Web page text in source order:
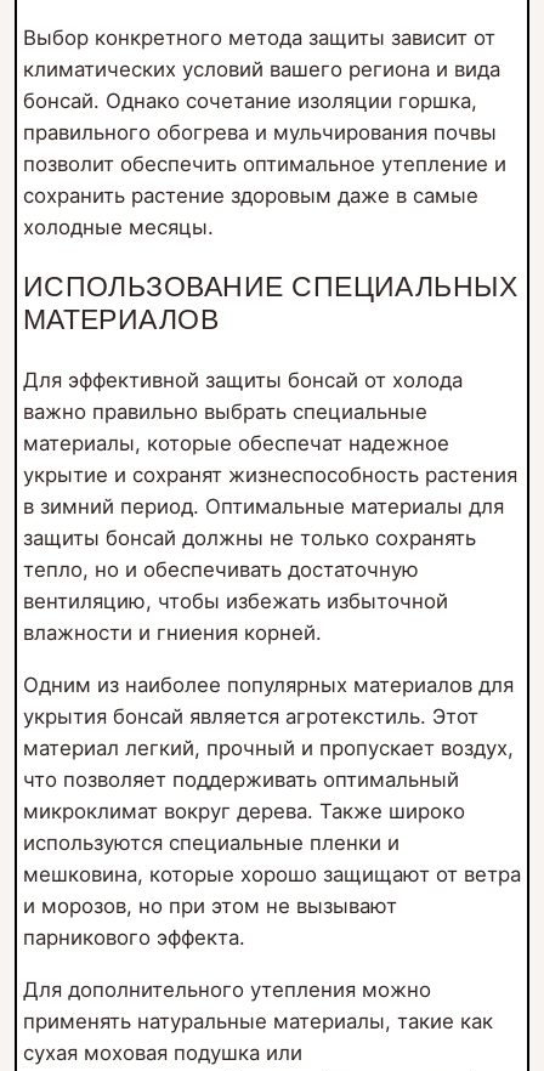
Выбор конкретного метода защиты зависит от
климатических условий вашего региона и вида
бонсай. Однако сочетание изоляции горшка,
правильного обогрева и мульчирования почвы
позволит обеспечить оптимальное утепление и
сохранить растение здоровым даже в самые
холодные месяцы.
ИСПОЛЬЗОВАНИЕ СПЕЦИАЛЬНЫХ
МАТЕРИАЛОВ
Для эффективной защиты бонсай от холода
важно правильно выбрать специальные
материалы, которые обеспечат надежное
укрытие и сохранят жизнеспособность растения
в зимний период. Оптимальные материалы для
защиты бонсай должны не только сохранять
тепло, но и обеспечивать достаточную
вентиляцию, чтобы избежать избыточной
влажности и гниения корней.
Одним из наиболее популярных материалов для
укрытия бонсай является агротекстиль. Этот
материал легкий, прочный и пропускает воздух,
что позволяет поддерживать оптимальный
микроклимат вокруг дерева. Также широко
используются специальные пленки и
мешковина, которые хорошо защищают от ветра
и морозов, но при этом не вызывают
парникового эффекта.
Для дополнительного утепления можно
применять натуральные материалы, такие как
сухая моховая подушка или